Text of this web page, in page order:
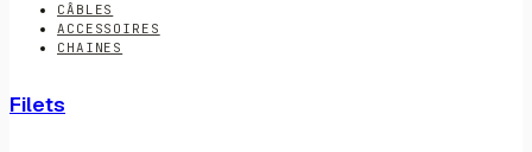
CÂBLES
ACCESSOIRES
CHAINES
Filets